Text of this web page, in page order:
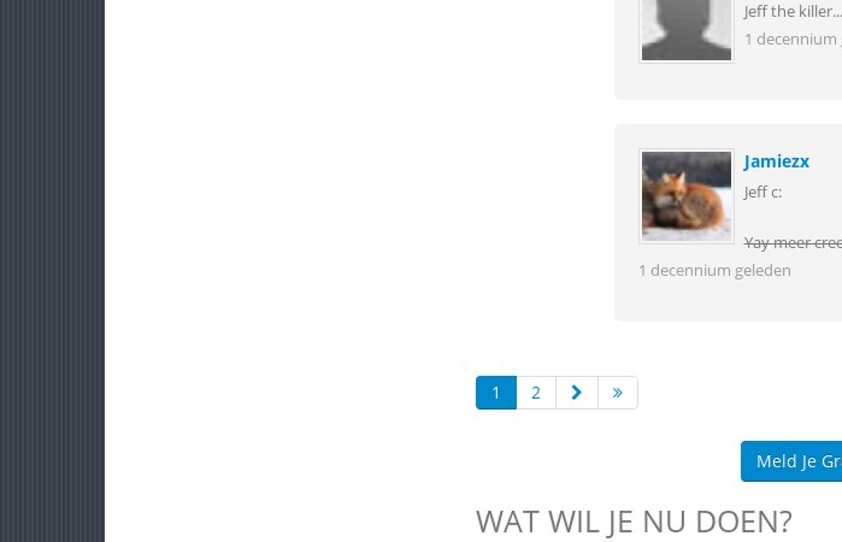
Jeff the
1 decennium
Jamiezx
Jeff c:
Yay meer
1 decennium geleden
1 2
Meld Je
WAT WIL JE NU DOEN?